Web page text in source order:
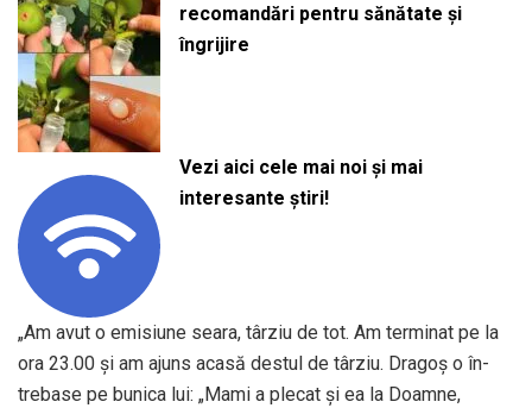
recomandări pentru sănătate și
îngrijire
Vezi aici cele mai noi și mai
interesante știri!
„Am avut o emisiune seara, târziu de tot. Am terminat pe la
ora 23.00 şi am ajuns acasă destul de târziu. Dragoş o în­
trebase pe bunica lui: „Mami a plecat şi ea la Doamne,